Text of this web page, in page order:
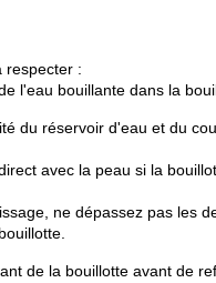
respecter :
l'eau bouillante dans la
du réservoir d'eau et du
avec la peau si la
ne dépassez pas les
de la bouillotte avant de